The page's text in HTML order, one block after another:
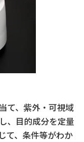
て、紫外・可視域
、目的成分を定量
て、条件等がわか